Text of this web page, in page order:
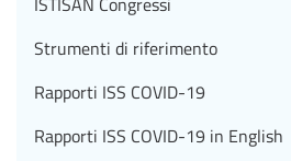
Strumenti di riferimento
Rapporti ISS COVID-19
Rapporti ISS COVID-19 in English